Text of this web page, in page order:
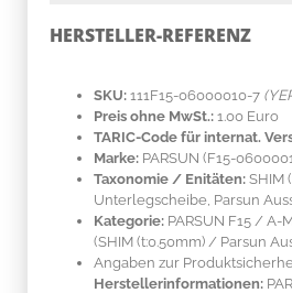
HERSTELLER-REFERENZ
SKU: 111F15-06000010-7
Preis ohne MwSt.: 1.00 Euro
TARIC-Code für internat.
Marke: PARSUN (F15-
Taxonomie / Enitäten: SHIM
Unterlegscheibe, Parsun
Kategorie: PARSUN F15 /
(SHIM (t:0.50mm) / Parsun
Angaben zur
Herstellerinformationen: